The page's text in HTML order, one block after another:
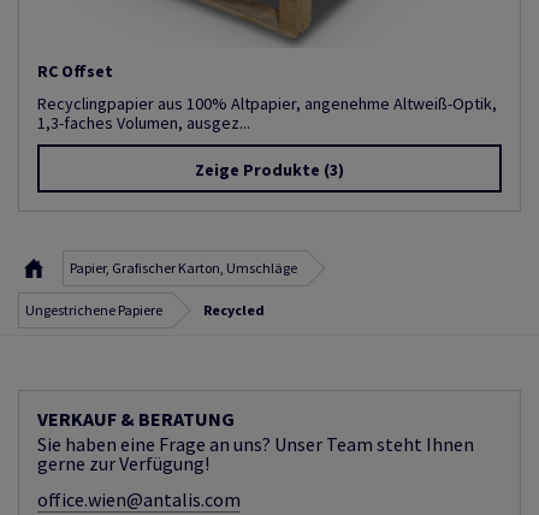
RC Offset
Recyclingpapier aus 100% Altpapier, angenehme Altweiß-Optik,
1,3-faches Volumen, ausgez...
Zeige Produkte (3)
Papier, Grafischer Karton, Umschläge
Ungestrichene Papiere Recycled
VERKAUF & BERATUNG
Sie haben eine Frage an uns? Unser Team steht Ihnen
gerne zur Verfügung!
office.wien@antalis.com